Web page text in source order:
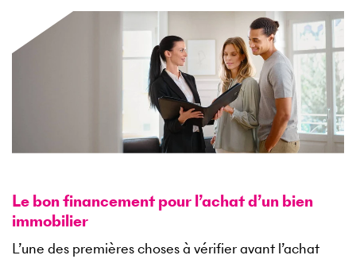
Le bon financement pour l’achat d’un bien
immobilier
L’une des premières choses à vérifier avant l’achat